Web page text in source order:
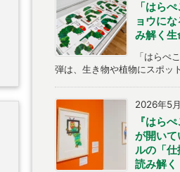
「はら
ョウに
み解く
「はらぺ
弾は、生き物や植物にスポッ
2026年5
『はら
が開いて
ルの「
読み解く